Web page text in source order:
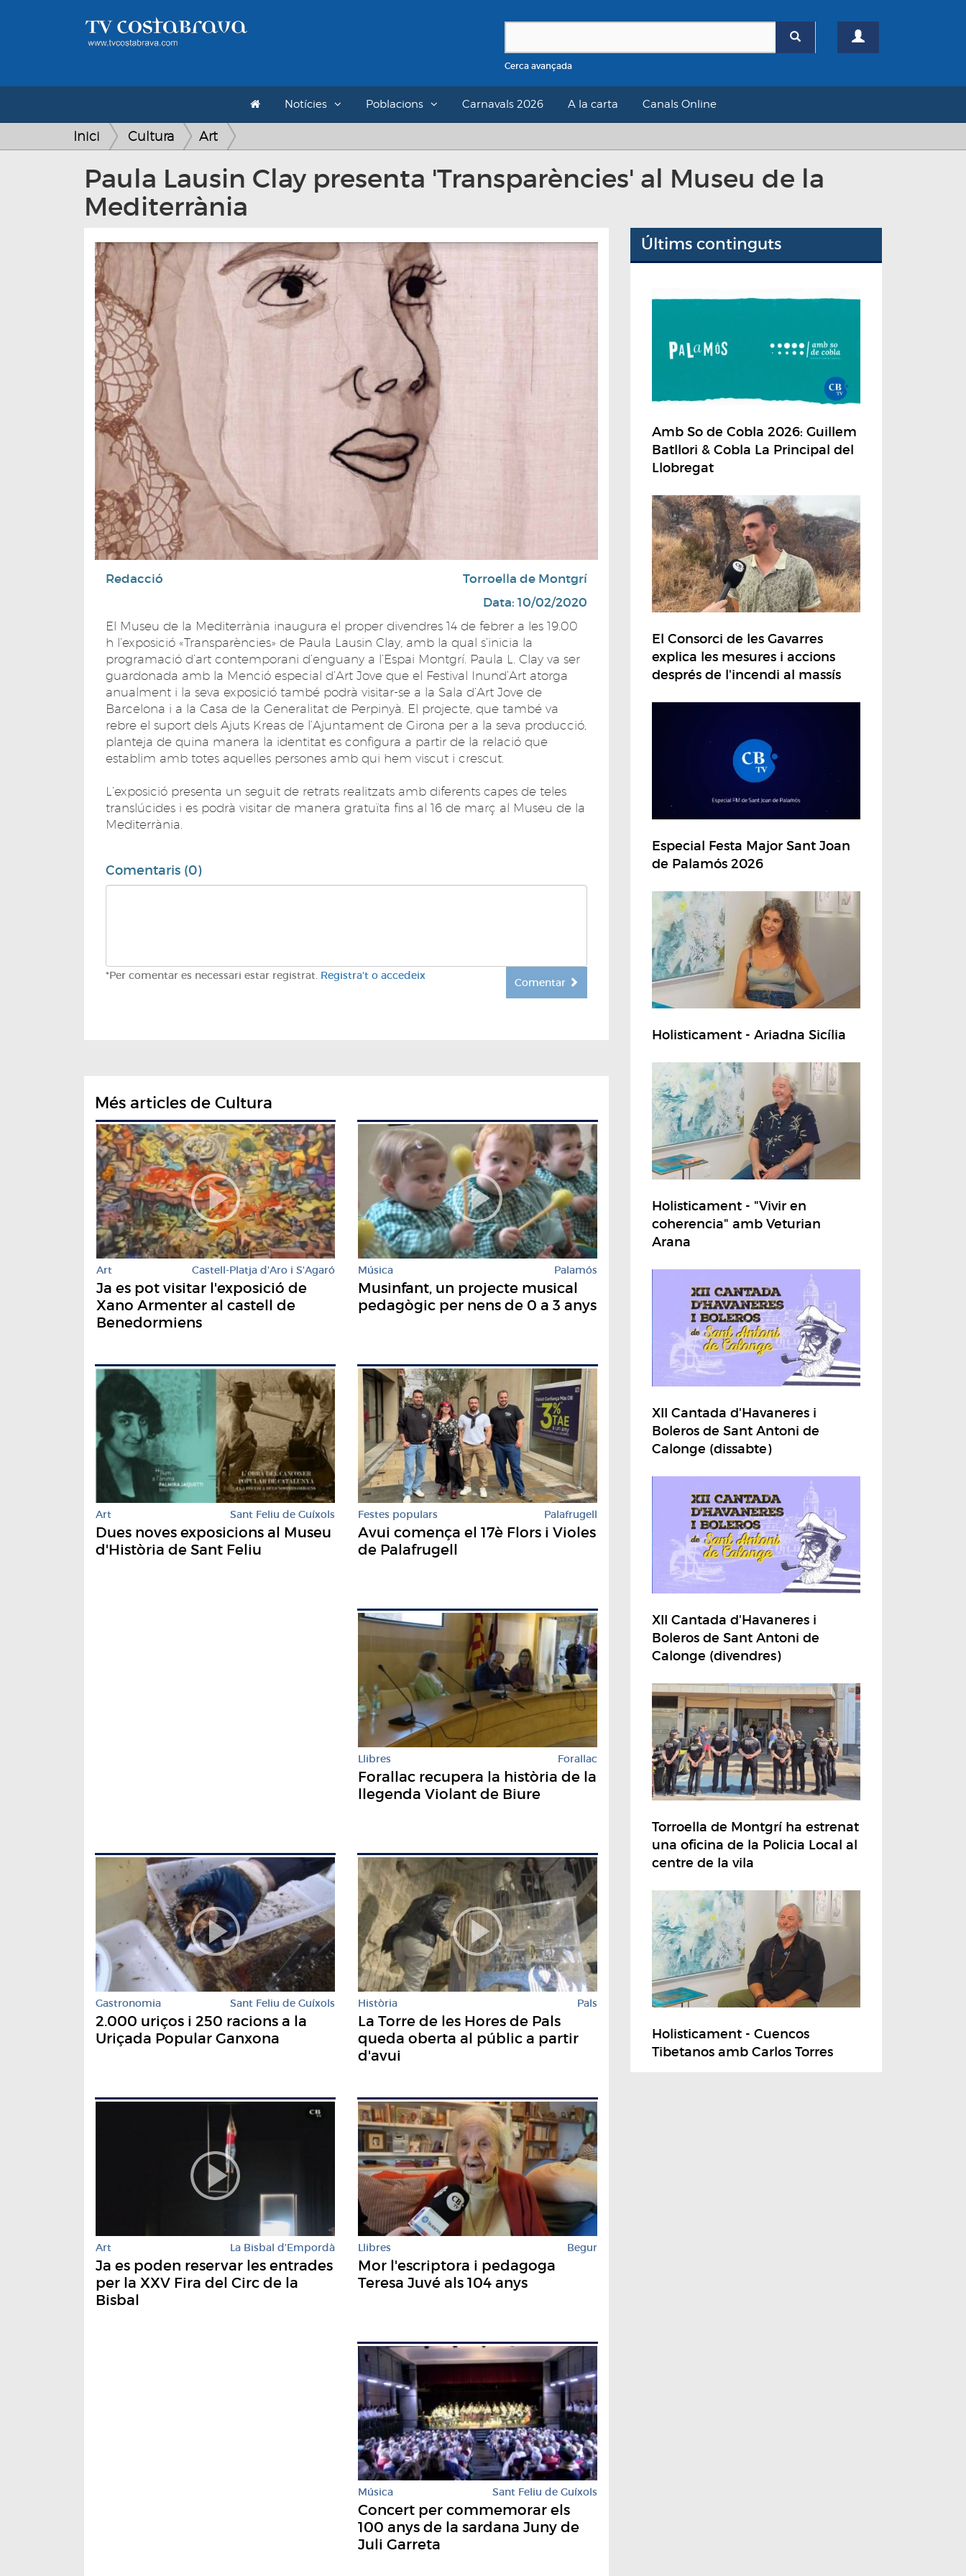
Cerca avançada
Notícies Poblacions Carnavals 2026 A la carta Canals Online
Inici Cultura Art
Paula Lausin Clay presenta 'Transparències' al Museu de la
Mediterrània
Redacció
Torroella de Montgrí
Data: 10/02/2020
El Museu de la Mediterrània inaugura el proper divendres 14 de febrer a les 19.00
h l’exposició «Transparències» de Paula Lausin Clay, amb la qual s’inicia la
programació d’art contemporani d’enguany a l’Espai Montgrí. Paula L. Clay va ser
guardonada amb la Menció especial d’Art Jove que el Festival Inund’Art atorga
anualment i la seva exposició també podrà visitar-se a la Sala d’Art Jove de
Barcelona i a la Casa de la Generalitat de Perpinyà. El projecte, que també va
rebre el suport dels Ajuts Kreas de l’Ajuntament de Girona per a la seva producció,
planteja de quina manera la identitat es configura a partir de la relació que
establim amb totes aquelles persones amb qui hem viscut i crescut.
L’exposició presenta un seguit de retrats realitzats amb diferents capes de teles
translúcides i es podrà visitar de manera gratuïta fins al 16 de març al Museu de la
Mediterrània.
Comentaris (0)
*Per comentar es necessari estar registrat. Registra't o accedeix
Comentar
Més articles de Cultura
Art Castell-Platja d'Aro i S'Agaró
Ja es pot visitar l'exposició de
Xano Armenter al castell de
Benedormiens
Música Palamós
Musinfant, un projecte musical
pedagògic per nens de 0 a 3 anys
Art Sant Feliu de Guíxols
Dues noves exposicions al Museu
d'Història de Sant Feliu
Festes populars Palafrugell
Avui comença el 17è Flors i Violes
de Palafrugell
Llibres Forallac
Forallac recupera la història de la
llegenda Violant de Biure
Gastronomia Sant Feliu de Guíxols
2.000 uriços i 250 racions a la
Uriçada Popular Ganxona
Història Pals
La Torre de les Hores de Pals
queda oberta al públic a partir
d'avui
Art La Bisbal d'Empordà
Ja es poden reservar les entrades
per la XXV Fira del Circ de la
Bisbal
Llibres Begur
Mor l'escriptora i pedagoga
Teresa Juvé als 104 anys
Música Sant Feliu de Guíxols
Concert per commemorar els
100 anys de la sardana Juny de
Juli Garreta
Últims continguts
Amb So de Cobla 2026: Guillem
Batllori & Cobla La Principal del
Llobregat
El Consorci de les Gavarres
explica les mesures i accions
després de l'incendi al massís
Especial Festa Major Sant Joan
de Palamós 2026
Holisticament - Ariadna Sicília
Holisticament - "Vivir en
coherencia" amb Veturian
Arana
XII Cantada d'Havaneres i
Boleros de Sant Antoni de
Calonge (dissabte)
XII Cantada d'Havaneres i
Boleros de Sant Antoni de
Calonge (divendres)
Torroella de Montgrí ha estrenat
una oficina de la Policia Local al
centre de la vila
Holisticament - Cuencos
Tibetanos amb Carlos Torres